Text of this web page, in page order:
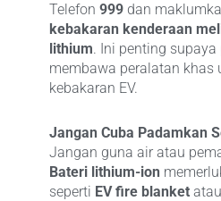
Telefon 999 dan
kebakaran kenderaan
lithium. Ini penting
membawa peralatan khas
kebakaran EV.
Jangan Cuba Padamkan
Jangan guna air atau
Bateri lithium-ion
seperti EV fire blanket